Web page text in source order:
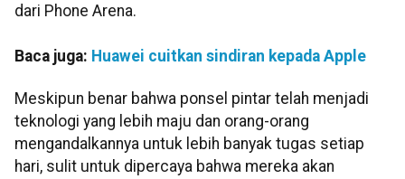
dari Phone Arena.
Baca juga: Huawei cuitkan sindiran kepada Apple
Meskipun benar bahwa ponsel pintar telah menjadi
teknologi yang lebih maju dan orang-orang
mengandalkannya untuk lebih banyak tugas setiap
hari, sulit untuk dipercaya bahwa mereka akan